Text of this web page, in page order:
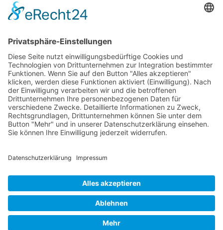
Entscheidungen zu treffen. Im Coaching hilft
Hindernisse zu überwinden. Ihre Vorteile
sind strukturierte Entscheidungsfindung,
Objektivität, Vollständigkeit und das Fördern
von Kreativität.
© 2026 Frank Hartung Ihr Mediator bei Konflikten in Familie,
Frank Hartung - Familien- und Wirtschaftsmediator
263 Bewertungen auf ProvenExpert.com